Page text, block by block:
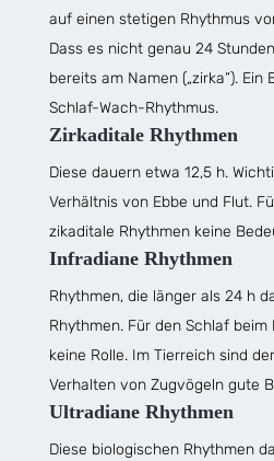
auf einen stetigen Rhythmus
Dass es nicht genau 24
bereits am Namen („zirka“).
Schlaf-Wach-Rhythmus.
Zirkaditale Rhythmen
Diese dauern etwa 12,5 h.
Verhältnis von Ebbe und Flut.
zikaditale Rhythmen keine
Infradiane Rhythmen
Rhythmen, die länger als 24 h
Rhythmen. Für den Schlaf beim
keine Rolle. Im Tierreich sind
Verhalten von Zugvögeln gute
Ultradiane Rhythmen
Diese biologischen Rhythmen